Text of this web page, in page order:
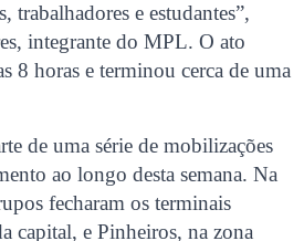
trabalhadores e estudantes”,
integrante do MPL. O ato
8 horas e terminou cerca de uma
de uma série de mobilizações
ao longo desta semana. Na
fecharam os terminais
capital, e Pinheiros, na zona